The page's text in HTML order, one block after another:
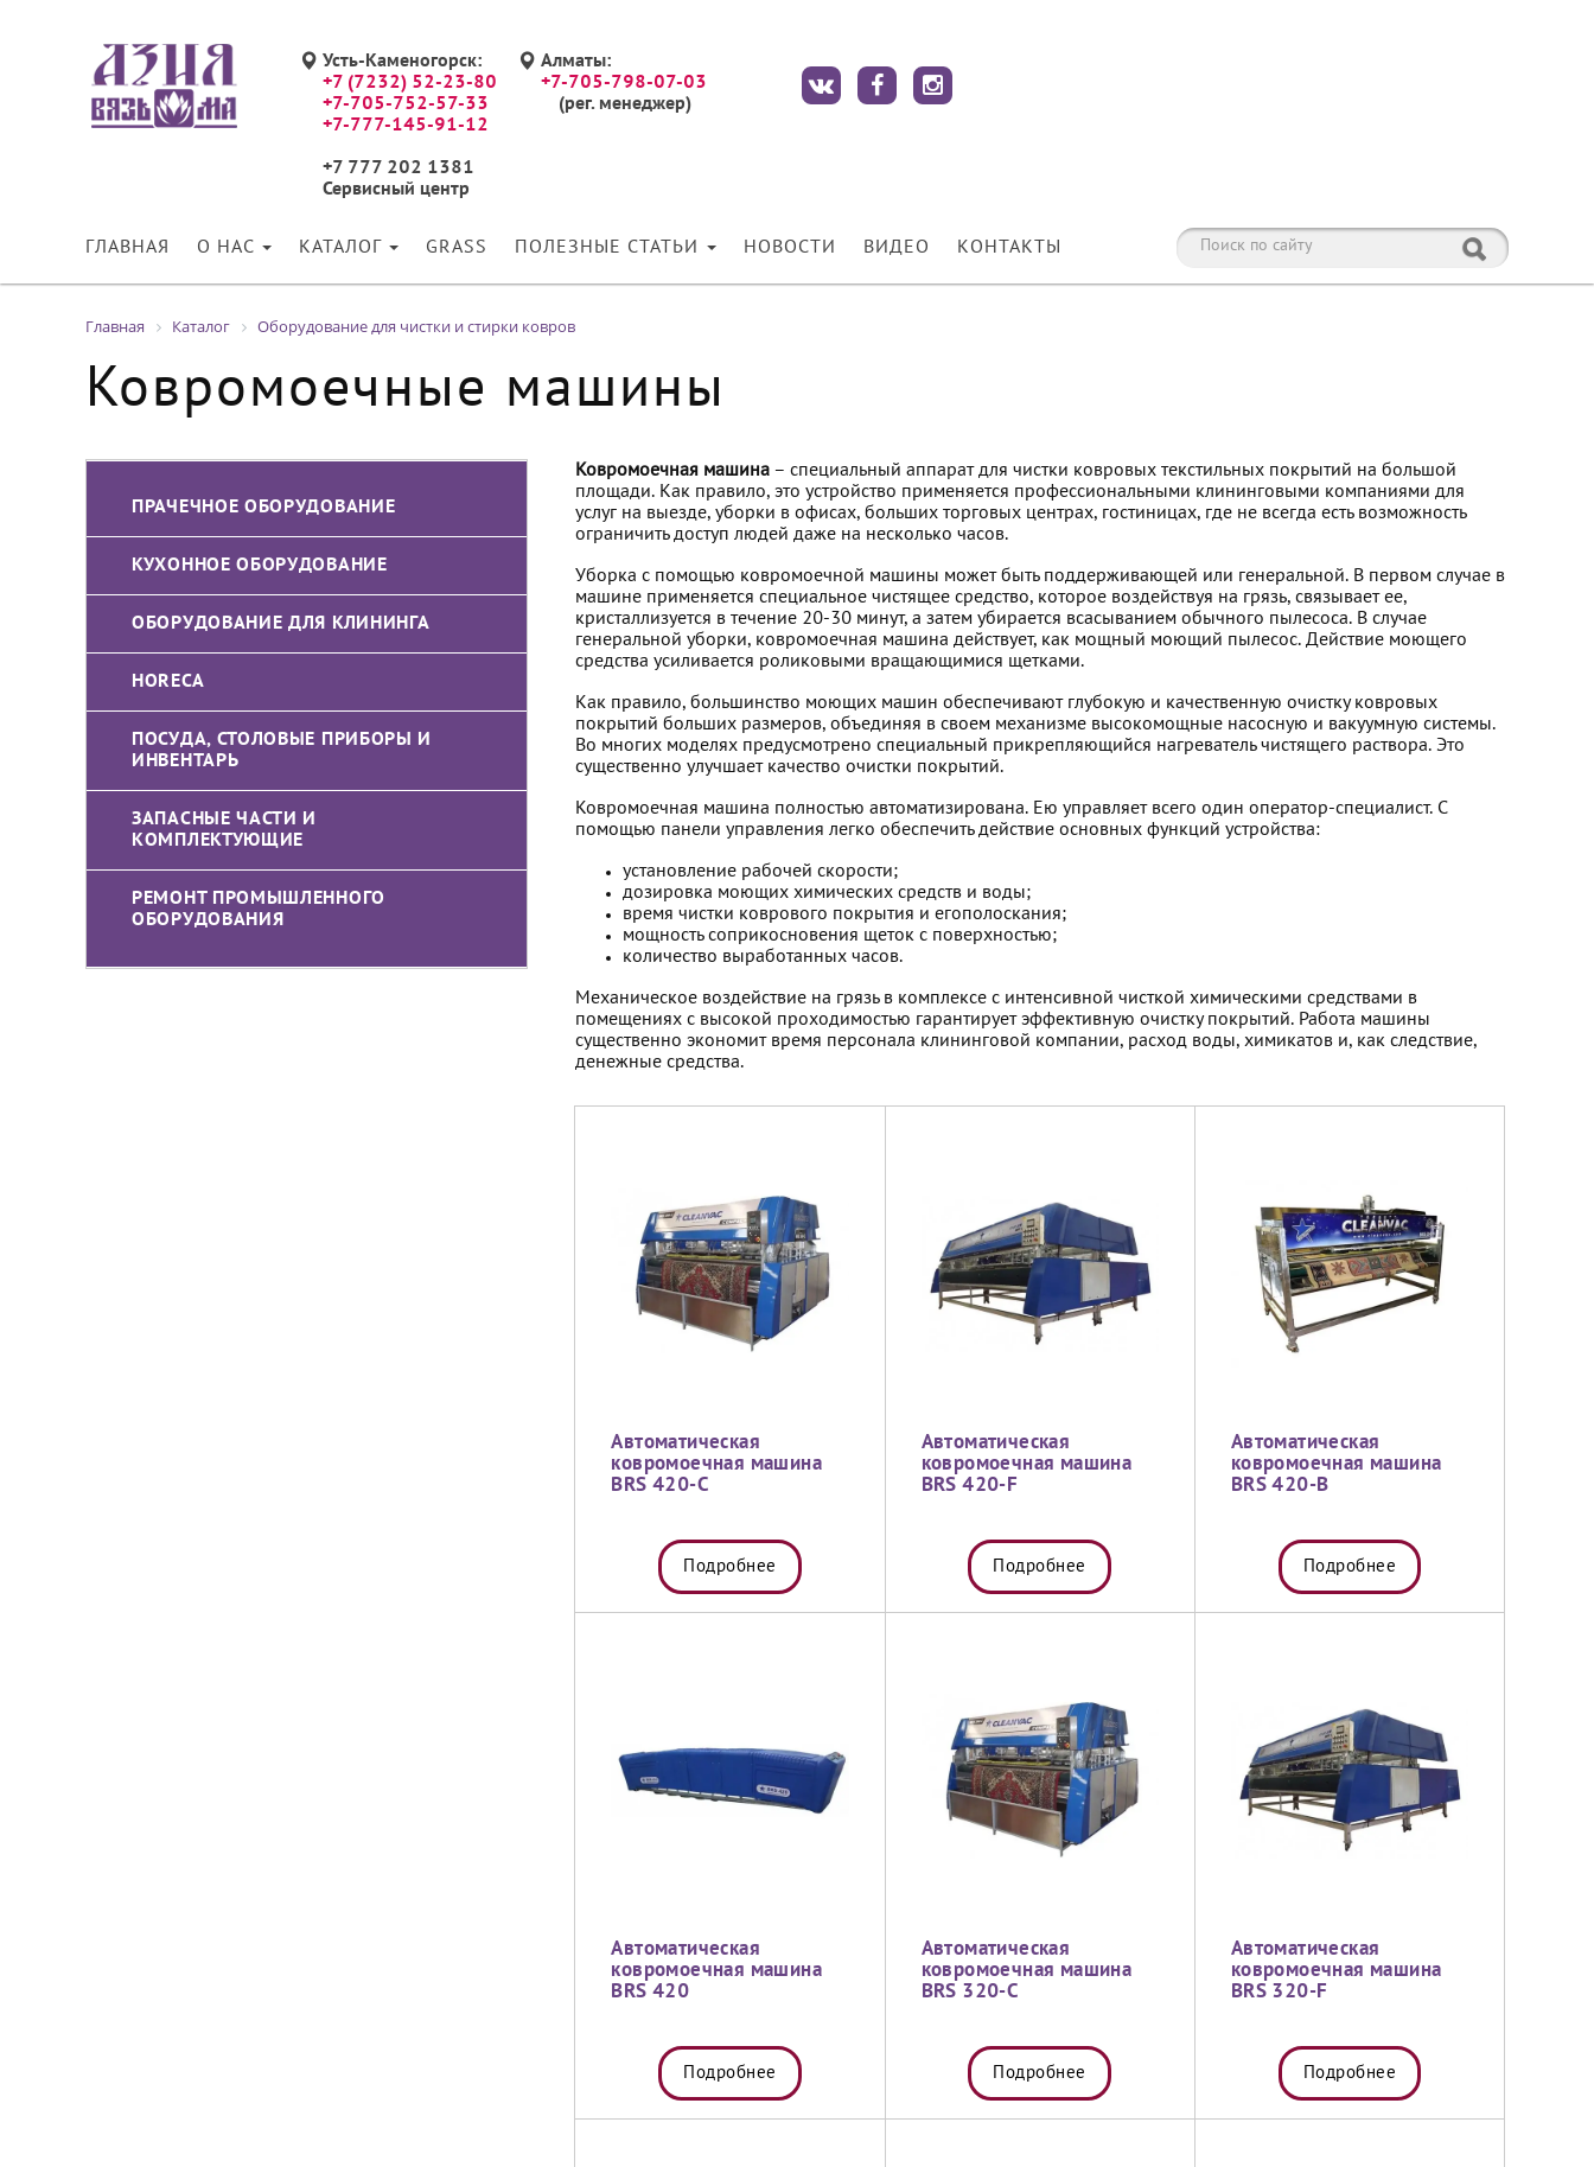
Усть-Каменогорск:
+7 (7232) 52-23-80
+7-705-752-57-33
+7-777-145-91-12
+7 777 202 1381
Сервисный центр
Алматы:
+7-705-798-07-03
(рег. менеджер)
ГЛАВНАЯ О НАС КАТАЛОГ GRASS ПОЛЕЗНЫЕ СТАТЬИ НОВОСТИ ВИДЕО КОНТАКТЫ
Главная Каталог Оборудование для чистки и стирки ковров
Ковромоечные машины
ПРАЧЕЧНОЕ ОБОРУДОВАНИЕ
КУХОННОЕ ОБОРУДОВАНИЕ
ОБОРУДОВАНИЕ ДЛЯ КЛИНИНГА
HORECA
ПОСУДА, СТОЛОВЫЕ ПРИБОРЫ И
ИНВЕНТАРЬ
ЗАПАСНЫЕ ЧАСТИ И
КОМПЛЕКТУЮЩИЕ
РЕМОНТ ПРОМЫШЛЕННОГО
ОБОРУДОВАНИЯ
Ковромоечная машина – специальный аппарат для чистки ковровых текстильных покрытий на большой
площади. Как правило, это устройство применяется профессиональными клининговыми компаниями для
услуг на выезде, уборки в офисах, больших торговых центрах, гостиницах, где не всегда есть возможность
ограничить доступ людей даже на несколько часов.
Уборка с помощью ковромоечной машины может быть поддерживающей или генеральной. В первом случае в
машине применяется специальное чистящее средство, которое воздействуя на грязь, связывает ее,
кристаллизуется в течение 20-30 минут, а затем убирается всасыванием обычного пылесоса. В случае
генеральной уборки, ковромоечная машина действует, как мощный моющий пылесос. Действие моющего
средства усиливается роликовыми вращающимися щетками.
Как правило, большинство моющих машин обеспечивают глубокую и качественную очистку ковровых
покрытий больших размеров, объединяя в своем механизме высокомощные насосную и вакуумную системы.
Во многих моделях предусмотрено специальный прикрепляющийся нагреватель чистящего раствора. Это
существенно улучшает качество очистки покрытий.
Ковромоечная машина полностью автоматизирована. Ею управляет всего один оператор-специалист. С
помощью панели управления легко обеспечить действие основных функций устройства:
установление рабочей скорости;
дозировка моющих химических средств и воды;
время чистки коврового покрытия и егополоскания;
мощность соприкосновения щеток с поверхностью;
количество выработанных часов.
Механическое воздействие на грязь в комплексе с интенсивной чисткой химическими средствами в
помещениях с высокой проходимостью гарантирует эффективную очистку покрытий. Работа машины
существенно экономит время персонала клининговой компании, расход воды, химикатов и, как следствие,
денежные средства.
Автоматическая
ковромоечная машина
BRS 420-C
Подробнее
Автоматическая
ковромоечная машина
BRS 420-F
Подробнее
Автоматическая
ковромоечная машина
BRS 420-B
Подробнее
Автоматическая
ковромоечная машина
BRS 420
Подробнее
Автоматическая
ковромоечная машина
BRS 320-C
Подробнее
Автоматическая
ковромоечная машина
BRS 320-F
Подробнее